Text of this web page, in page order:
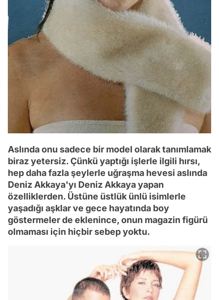
Aslında onu sadece bir model olarak tanımlamak
biraz yetersiz. Çünkü yaptığı işlerle ilgili hırsı,
hep daha fazla şeylerle uğraşma hevesi aslında
Deniz Akkaya'yı Deniz Akkaya yapan
özelliklerden. Üstüne üstlük ünlü isimlerle
yaşadığı aşklar ve gece hayatında boy
göstermeler de eklenince, onun magazin figürü
olmaması için hiçbir sebep yoktu.